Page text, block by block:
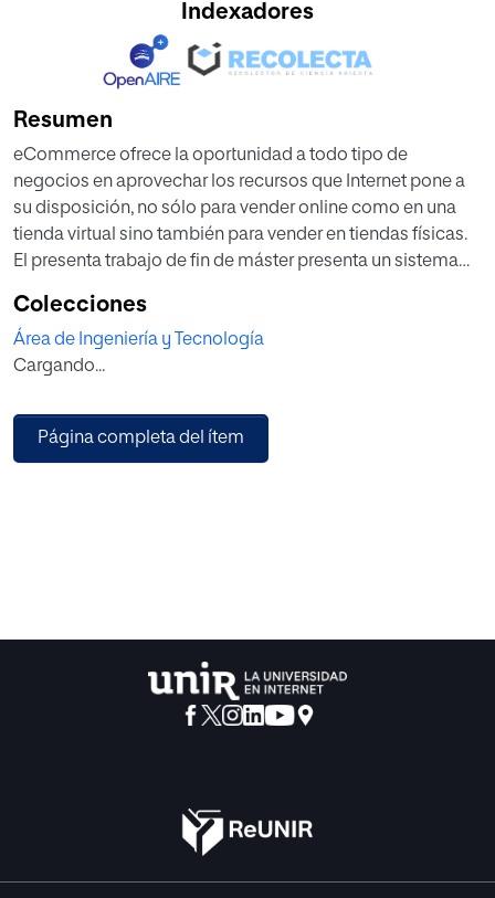
Indexadores
Resumen
eCommerce ofrece la oportunidad a todo tipo de
negocios en aprovechar los recursos que Internet pone a
su disposición, no sólo para vender online como en una
tienda virtual sino también para vender en tiendas físicas.
El presenta trabajo de fin de máster presenta un sistema
empresa “Actuaria Consultores”, utilizando software libre.
Se utilizó la metodología de desarrollo ágil RUP, que
describe un marco de desarrollo de software interactivo e
la arquitectura de componentes.
Se realizó una encuesta tipo test a los usuarios del sistema,
Colecciones
Área de Ingeniería y Tecnología
Cargando...
Página completa del ítem